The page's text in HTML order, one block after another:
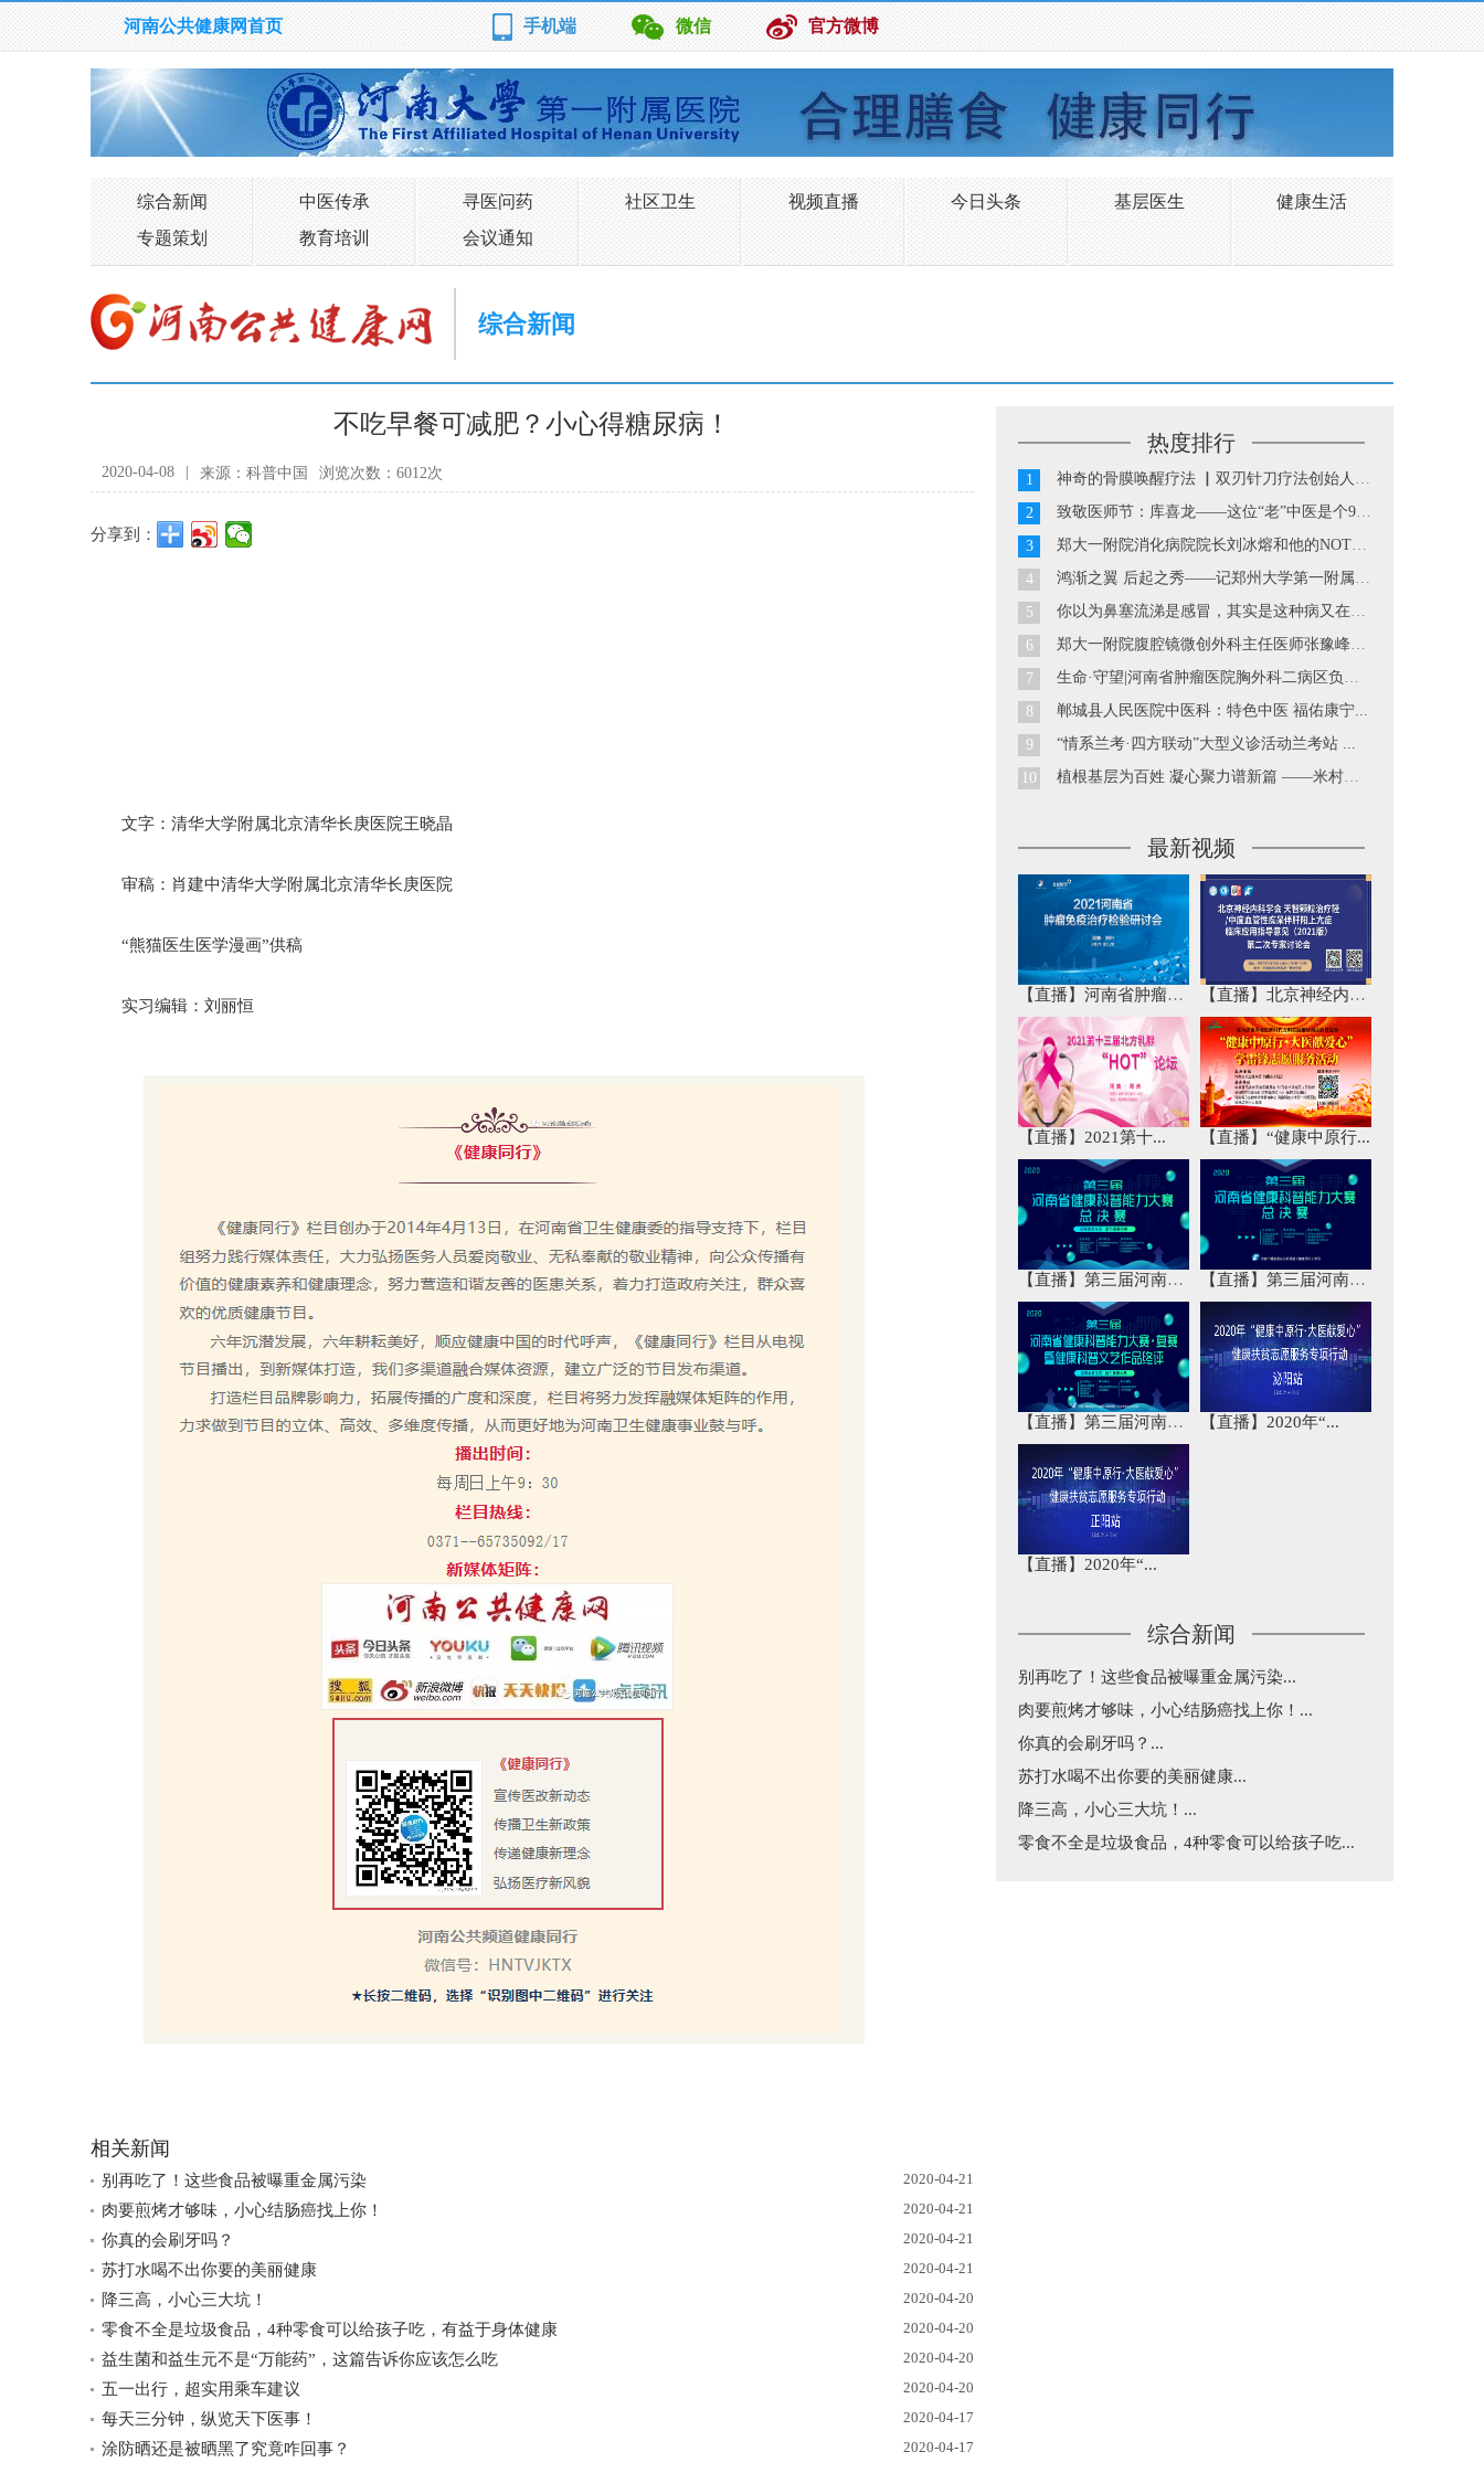
河南公共健康网首页 手机端 微信 官方微博
综合新闻 中医传承 寻医问药 社区卫生 视频直播 今日头条 基层医生
健康生活
专题策划
教育培训 会议通知
综合新闻
不吃早餐可减肥？小心得糖尿病！
2020-04-08 来源：科普中国 浏览次数：6012次
分享到：
文字：清华大学附属北京清华长庚医院王晓晶
审稿：肖建中清华大学附属北京清华长庚医院
“熊猫医生医学漫画”供稿
实习编辑：刘丽恒
相关新闻
别再吃了！这些食品被曝重金属污染 2020-04-21
肉要煎烤才够味，小心结肠癌找上你！ 2020-04-21
你真的会刷牙吗？ 2020-04-21
苏打水喝不出你要的美丽健康 2020-04-21
降三高，小心三大坑！ 2020-04-20
零食不全是垃圾食品，4种零食可以给孩子吃，有益于身体健康 2020-04-20
益生菌和益生元不是“万能药”，这篇告诉你应该怎么吃 2020-04-20
五一出行，超实用乘车建议 2020-04-20
每天三分钟，纵览天下医事！ 2020-04-17
涂防晒还是被晒黑了究竟咋回事？ 2020-04-17
热度排行
1 神奇的骨膜唤醒疗法 ▏双刃针刀疗法创始人陈振华...
2 致敬医师节：库喜龙——这位“老”中医是个90后...
3 郑大一附院消化病院院长刘冰熔和他的NOTES技术...
4 鸿渐之翼 后起之秀——记郑州大学第一附属医院胃肠外科副主...
5 你以为鼻塞流涕是感冒，其实是这种病又在发作··· ...
6 郑大一附院腹腔镜微创外科主任医师张豫峰教授...
7 生命·守望|河南省肿瘤医院胸外科二病区负责人巴玉峰...
8 郸城县人民医院中医科：特色中医 福佑康宁...
9 “情系兰考·四方联动”大型义诊活动兰考站 ...
10 植根基层为百姓 凝心聚力谱新篇 ——米村镇中心卫生院工作...
最新视频
【直播】河南省肿瘤免... 【直播】北京神经内科...
【直播】2021第十... 【直播】“健康中原行...
【直播】第三届河南省... 【直播】第三届河南省...
【直播】第三届河南省... 【直播】2020年“...
【直播】2020年“...
综合新闻
别再吃了！这些食品被曝重金属污染...
肉要煎烤才够味，小心结肠癌找上你！...
你真的会刷牙吗？...
苏打水喝不出你要的美丽健康...
降三高，小心三大坑！...
零食不全是垃圾食品，4种零食可以给孩子吃...